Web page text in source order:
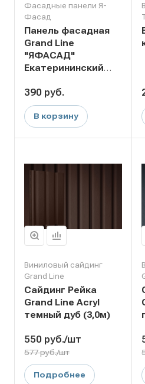
Фасадные панели Я-
Фасад
Панель фасадная
Grand Line
"ЯФАСАД"
Екатерининский
390 руб.
В корзину
Виниловый сайдинг
Grand Line
Сайдинг Рейка
Grand Line Acryl
темный дуб (3,0м)
550 руб./шт
577 руб./шт
Подробнее